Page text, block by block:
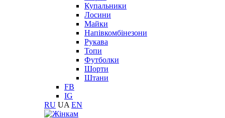
Купальники
Лосини
Майки
Напівкомбінезони
Рукава
Топи
Футболки
Шорти
Штани
FB
IG
RU UA EN